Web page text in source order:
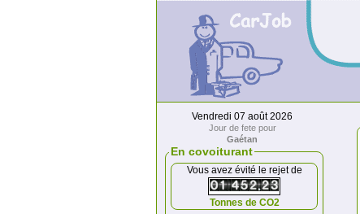
Vendredi 07 août 2026
Jour de fete pour
Gaétan
En covoiturant
Vous avez évité le rejet de
Tonnes de CO2